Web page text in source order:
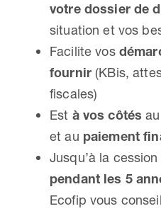
votre dossier de
situation et vos
Facilite vos
fournir (KBis,
fiscales)
Est à vos côtés
et au paiement
Jusqu’à la
pendant les 5
Ecofip vous